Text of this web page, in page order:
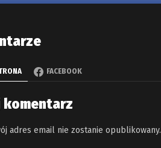
FACEBOOK
komentarz
adres email nie zostanie opublikowany.